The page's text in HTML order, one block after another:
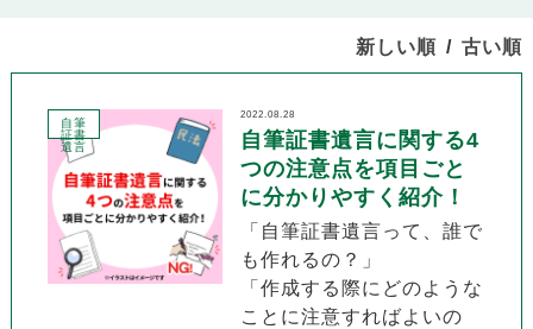
新しい順 古い順
自筆
証書
遺言
2022.08.28
自筆証書遺言に関する4
つの注意点を項目ごと
に分かりやすく紹介！
「自筆証書遺言って、誰で
も作れるの？」
「作成する際にどのような
ことに注意すればよいの